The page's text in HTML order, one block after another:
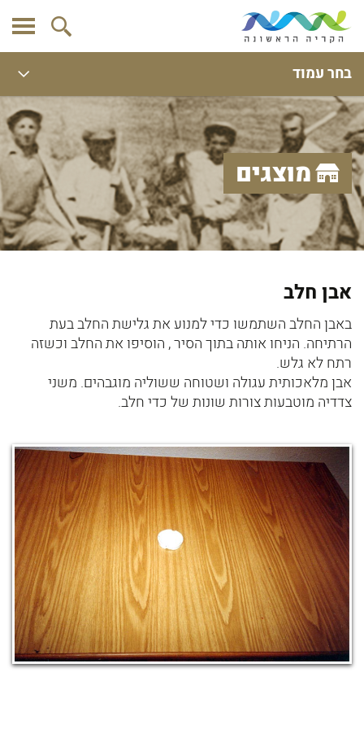
בחר עמוד
מוצגים
אבן חלב
באבן החלב השתמשו כדי למנוע את גלישת החלב בעת
הרתיחה. הניחו אותה בתוך הסיר , הוסיפו את החלב וכשזה
רתח לא גלש.
אבן מלאכותית עגולה ושטוחה ששוליה מוגבהים. משני
צדדיה מוטבעות צורות שונות של כדי חלב.